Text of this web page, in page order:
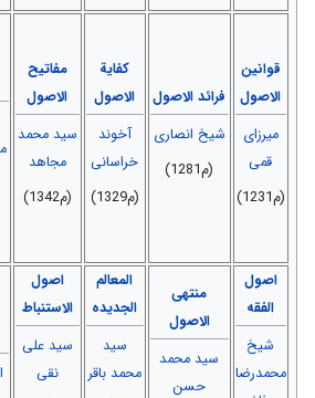
قوانین
الاصول
میرزای
قمی
(م1231)
فرائد الاصول
شیخ انصاری
(م1281)
کفایة
الاصول
آخوند
خراسانی
(م1329)
مفاتیح
الاصول
سید محمد
مجاهد
(م1342)
اصول
الفقه
شيخ
محمدرضا
منتهی
الاصول
سید محمد
حسن
المعالم
الجدیده
سید
محمد باقر
اصول
الاستنباط
سید علی
نقی